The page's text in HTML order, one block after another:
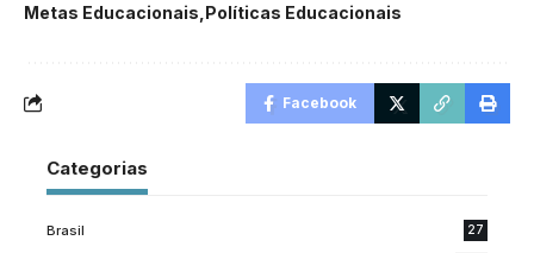
Metas Educacionais Políticas Educacionais
Facebook
Categorias
Brasil 27